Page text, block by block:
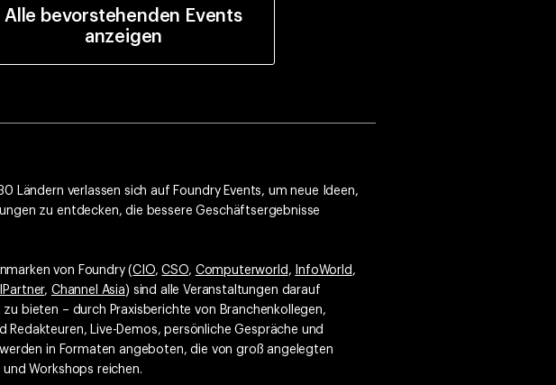
Alle bevorstehenden Events
anzeigen
Ländern verlassen sich auf Foundry Events, um neue Ideen,
zu entdecken, die bessere Geschäftsergebnisse
von Foundry (CIO,CSO, Computerworld , InfoWorld ,
, Channel Asia) sind alle Veranstaltungen darauf
bieten – durch Praxisberichte von Branchenkollegen,
Redakteuren, Live-Demos, persönliche Gespräche und
in Formaten angeboten, die von groß angelegten
Workshops reichen.